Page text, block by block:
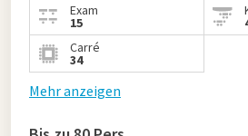
Exam
15
Carré
34
Mehr anzeigen